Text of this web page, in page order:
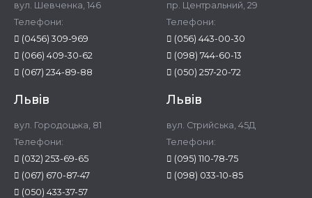
вул. Шевченка, 146
Телефони:
(0456) 309-969
(066) 409-30-62
(067) 234-89-88
пр. Центральний, 29
Телефони:
(056) 443-00-30
(098) 744-60-13
(050) 257-20-72
Львів
вул. Городоцька, 81
Телефони:
(032) 253-69-65
(067) 670-87-47
(050) 433-37-57
Львів
вул. Стрийська, 45Д
Телефони:
(095) 110-78-75
(098) 033-10-85